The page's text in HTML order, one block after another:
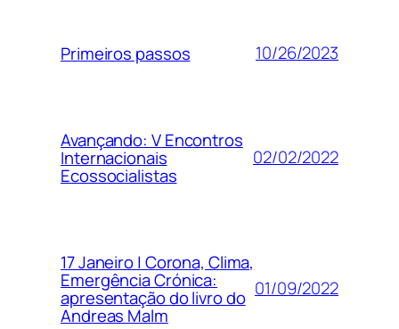
Primeiros passos 10/26/2023
Avançando: V Encontros
Internacionais
Ecossocialistas
02/02/2022
17 Janeiro | Corona, Clima,
Emergência Crónica:
apresentação do livro do
Andreas Malm
01/09/2022